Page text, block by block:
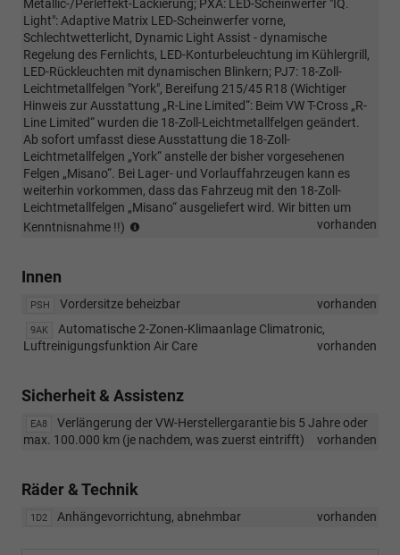
Metallic-/Perleffekt-Lackierung; PXA: LED-Scheinwerfer "IQ.
Light": Adaptive Matrix LED-Scheinwerfer vorne,
Schlechtwetterlicht, Dynamic Light Assist - dynamische
Regelung des Fernlichts, LED-Konturbeleuchtung im Kühlergrill,
LED-Rückleuchten mit dynamischen Blinkern; PJ7: 18-Zoll-
Leichtmetallfelgen "York", Bereifung 215/45 R18 (Wichtiger
Hinweis zur Ausstattung „R-Line Limited“: Beim VW T-Cross „R-
Line Limited“ wurden die 18-Zoll-Leichtmetallfelgen geändert.
Ab sofort umfasst diese Ausstattung die 18-Zoll-
Leichtmetallfelgen „York“ anstelle der bisher vorgesehenen
Felgen „Misano“. Bei Lager- und Vorlauffahrzeugen kann es
weiterhin vorkommen, dass das Fahrzeug mit den 18-Zoll-
Leichtmetallfelgen „Misano“ ausgeliefert wird. Wir bitten um
Kenntnisnahme !!)
Line
Limited“:
Beim
Cross
Line
Limited“
Zoll-
vorhanden
Innen
PSH Vordersitze beheizbar vorhanden
9AK
Automatische 2-Zonen-Klimaanlage Climatronic,
Luftreinigungsfunktion Air Care
vorhanden
Sicherheit & Assistenz
EA8
Verlängerung der VW-Herstellergarantie bis 5 Jahre oder
max. 100.000 km (je nachdem, was zuerst eintrifft)
vorhanden
Räder & Technik
1D2 Anhängevorrichtung, abnehmbar vorhanden